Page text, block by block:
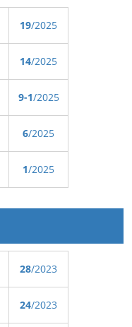
19/2025
14/2025
9-1/2025
6/2025
1/2025
28/2023
24/2023